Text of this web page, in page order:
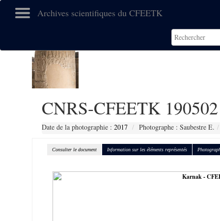
Archives scientifiques du CFEETK
CNRS-CFEETK 190502
Date de la photographie : 2017 Photographe : Saubestre E.
Consulter le document Information sur les éléments représentés